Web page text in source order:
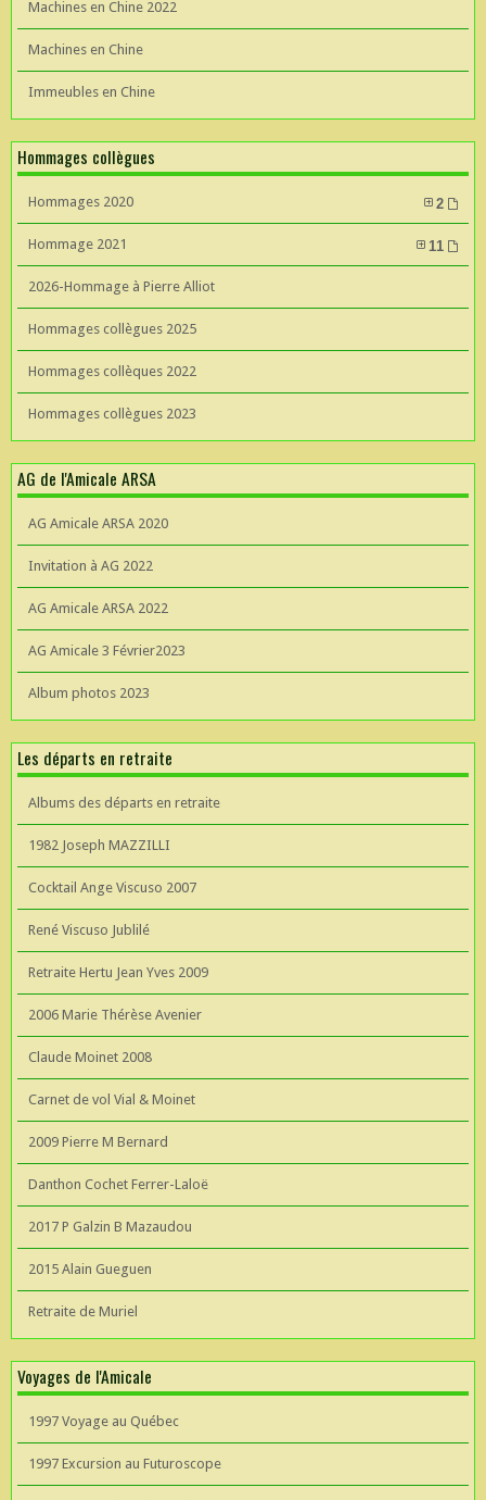
Machines en Chine 2022
Machines en Chine
Immeubles en Chine
Hommages collègues
Hommages 2020 2
Hommage 2021 11
2026-Hommage à Pierre Alliot
Hommages collègues 2025
Hommages collèques 2022
Hommages collègues 2023
AG de l'Amicale ARSA
AG Amicale ARSA 2020
Invitation à AG 2022
AG Amicale ARSA 2022
AG Amicale 3 Février2023
Album photos 2023
Les départs en retraite
Albums des départs en retraite
1982 Joseph MAZZILLI
Cocktail Ange Viscuso 2007
René Viscuso Jublilé
Retraite Hertu Jean Yves 2009
2006 Marie Thérèse Avenier
Claude Moinet 2008
Carnet de vol Vial & Moinet
2009 Pierre M Bernard
Danthon Cochet Ferrer-Laloë
2017 P Galzin B Mazaudou
2015 Alain Gueguen
Retraite de Muriel
Voyages de l'Amicale
1997 Voyage au Québec
1997 Excursion au Futuroscope